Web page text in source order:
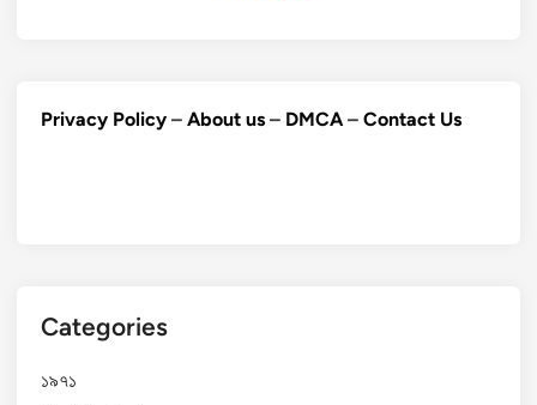
Privacy Policy – About us – DMCA– Contact Us
Categories
১৯৭১